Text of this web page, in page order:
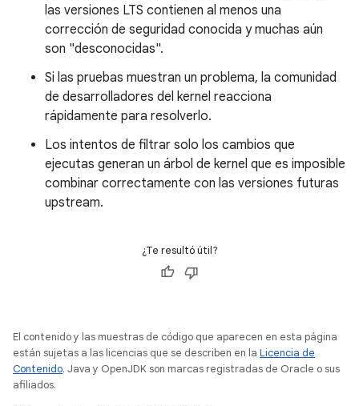
las versiones LTS contienen al menos una
corrección de seguridad conocida y muchas aún
son "desconocidas".
Si las pruebas muestran un problema, la comunidad
de desarrolladores del kernel reacciona
rápidamente para resolverlo.
Los intentos de filtrar solo los cambios que
ejecutas generan un árbol de kernel que es imposible
combinar correctamente con las versiones futuras
upstream.
¿Te resultó útil?
El contenido y las muestras de código que aparecen en esta página
están sujetas a las licencias que se describen en la Licencia de
Contenido. Java y OpenJDK son marcas registradas de Oracle o sus
afiliados.